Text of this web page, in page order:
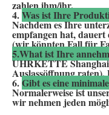
zahlen ihm/ihr.
4. Was ist Ihre
Nachdem es Ihre
empfangen hat, dauert
(wir könnten Fall für
5.What ist Ihre
UHRKETTE
Auslassöffnung raten),
6. Gibt es eine
Normalerweise ist
wir nehmen jeden